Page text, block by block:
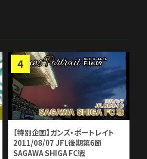
【特別企画】ガンズ・ポートレイト
2011/08/07 JFL後期第6節
SAGAWA SHIGA FC戦